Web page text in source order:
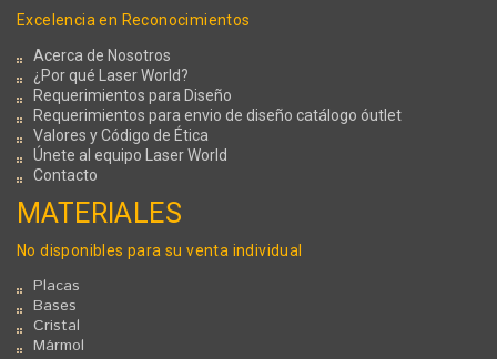
Excelencia en Reconocimientos
Acerca de Nosotros
¿Por qué Laser World?
Requerimientos para Diseño
Requerimientos para envio de diseño catálogo óutlet
Valores y Código de Ética
Únete al equipo Laser World
Contacto
MATERIALES
No disponibles para su venta individual
Placas
Bases
Cristal
Mármol